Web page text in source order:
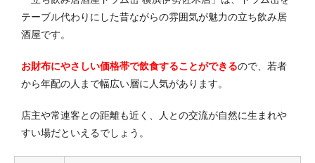
テーブル代わりにした昔ながらの雰囲気が魅力の立ち飲み居
酒屋です。
お財布にやさしい価格帯で飲食することができるので、若者
から年配の人まで幅広い層に人気があります。
店主や常連客との距離も近く、人との交流が自然に生まれや
すい場だといえるでしょう。